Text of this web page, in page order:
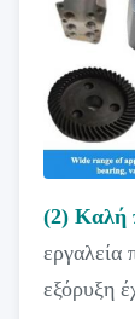
(2) Καλή
εργαλεία
εξόρυξη